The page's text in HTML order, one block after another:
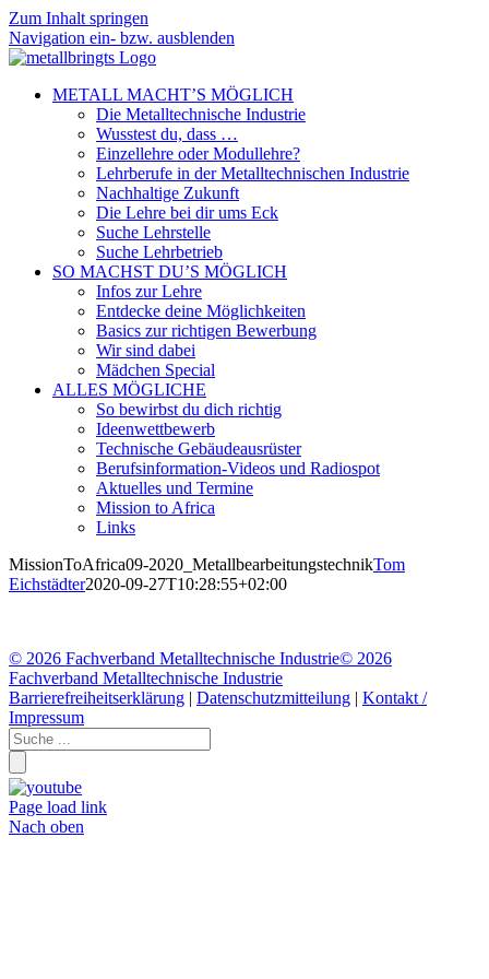
Zum Inhalt springen
Navigation ein- bzw. ausblenden
METALL MACHT’S MÖGLICH
Die Metalltechnische Industrie
Wusstest du, dass …
Einzellehre oder Modullehre?
Lehrberufe in der Metalltechnischen Industrie
Nachhaltige Zukunft
Die Lehre bei dir ums Eck
Suche Lehrstelle
Suche Lehrbetrieb
SO MACHST DU’S MÖGLICH
Infos zur Lehre
Entdecke deine Möglichkeiten
Basics zur richtigen Bewerbung
Wir sind dabei
Mädchen Special
ALLES MÖGLICHE
So bewirbst du dich richtig
Ideenwettbewerb
Technische Gebäudeausrüster
Berufsinformation-Videos und Radiospot
Aktuelles und Termine
Mission to Africa
Links
MissionToAfrica09-2020_MetallbearbeitungstechnikTom
Eichstädter2020-09-27T10:28:55+02:00
© 2026 Fachverband Metalltechnische Industrie© 2026
Fachverband Metalltechnische Industrie
Barrierefreiheitserklärung | Datenschutzmitteilung | Kontakt /
Impressum
Page load link
Nach oben